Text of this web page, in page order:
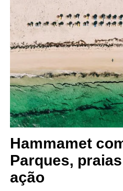
Hammamet
Parques,
ação